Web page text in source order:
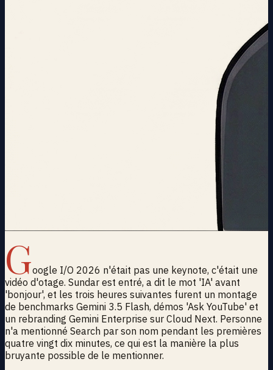
Google I/O 2026 n'était pas une keynote, c'était une
vidéo d'otage. Sundar est entré, a dit le mot 'IA' avant
'bonjour', et les trois heures suivantes furent un montage
de benchmarks Gemini 3.5 Flash, démos 'Ask YouTube' et
un rebranding Gemini Enterprise sur Cloud Next. Personne
n'a mentionné Search par son nom pendant les premières
quatre vingt dix minutes, ce qui est la manière la plus
bruyante possible de le mentionner.